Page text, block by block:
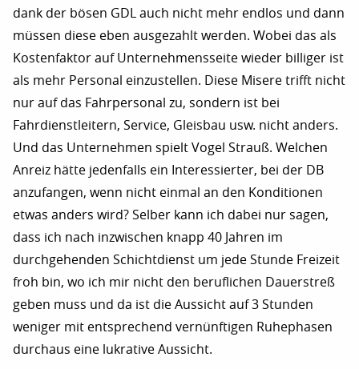
dank der bösen GDL auch nicht mehr endlos und dann
müssen diese eben ausgezahlt werden. Wobei das als
Kostenfaktor auf Unternehmensseite wieder billiger ist
als mehr Personal einzustellen. Diese Misere trifft nicht
nur auf das Fahrpersonal zu, sondern ist bei
Fahrdienstleitern, Service, Gleisbau usw. nicht anders.
Und das Unternehmen spielt Vogel Strauß. Welchen
Anreiz hätte jedenfalls ein Interessierter, bei der DB
anzufangen, wenn nicht einmal an den Konditionen
etwas anders wird? Selber kann ich dabei nur sagen,
dass ich nach inzwischen knapp 40 Jahren im
durchgehenden Schichtdienst um jede Stunde Freizeit
froh bin, wo ich mir nicht den beruflichen Dauerstreß
geben muss und da ist die Aussicht auf 3 Stunden
weniger mit entsprechend vernünftigen Ruhephasen
durchaus eine lukrative Aussicht.